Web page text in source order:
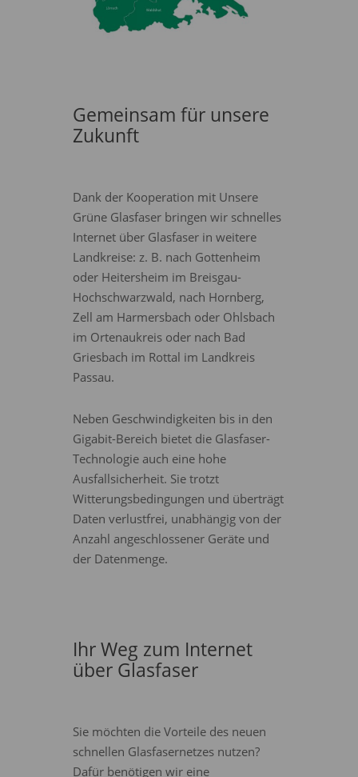
Gemeinsam für unsere
Zukunft
Dank der Kooperation mit Unsere
Grüne Glasfaser bringen wir schnelles
Internet über Glasfaser in weitere
Landkreise: z. B. nach Gottenheim
oder Heitersheim im Breisgau-
Hochschwarzwald, nach Hornberg,
Zell am Harmersbach oder Ohlsbach
im Ortenaukreis oder nach Bad
Griesbach im Rottal im Landkreis
Passau.
Neben Geschwindigkeiten bis in den
Gigabit-Bereich bietet die Glasfaser-
Technologie auch eine hohe
Ausfallsicherheit. Sie trotzt
Witterungsbedingungen und überträgt
Daten verlustfrei, unabhängig von der
Anzahl angeschlossener Geräte und
der Datenmenge.
Ihr Weg zum Internet
über Glasfaser
Sie möchten die Vorteile des neuen
schnellen Glasfasernetzes nutzen?
Dafür benötigen wir eine